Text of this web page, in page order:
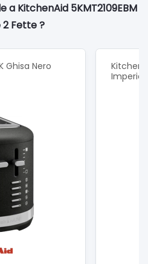
KitchenAid 5KMT2109EBM
Fette ?
Ghisa Nero